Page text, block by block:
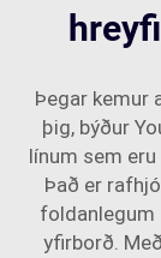
Þegar kemur
þig, býður
línum sem
Það er
foldanlegum
yfirborð.